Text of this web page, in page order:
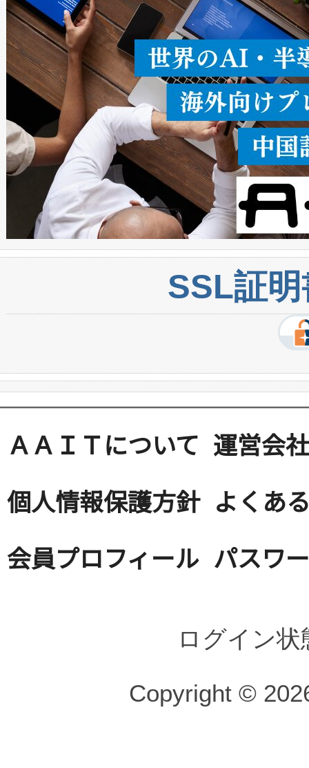
うにします。遠距離まで届く
密度なスキャ […]
SSL証
ＡＡＩＴについて 運営会社
個人情報保護方針 よくあ
会員プロフィール パスワ
ログイン
Copyright ©